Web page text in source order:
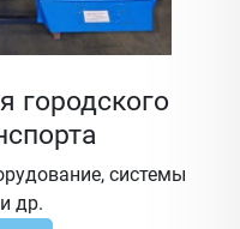
городского
системы
др.